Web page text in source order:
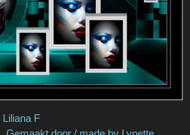
/ made by Liliana F